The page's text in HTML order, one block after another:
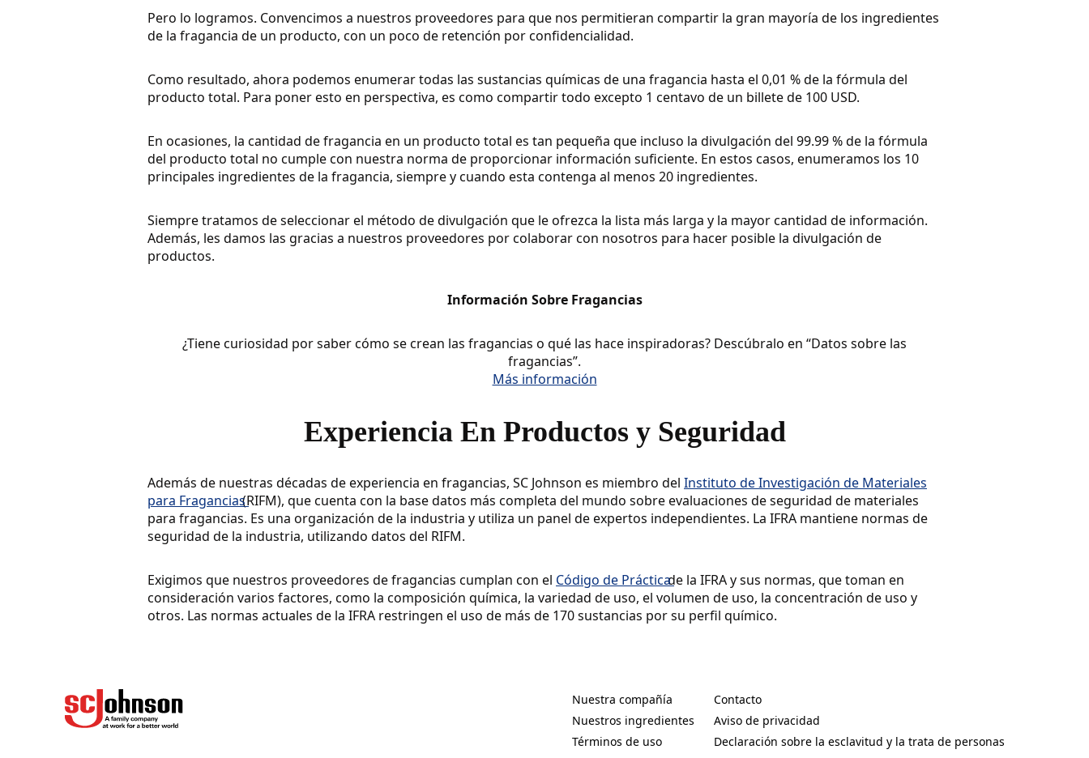
Pero lo logramos. Convencimos a nuestros proveedores para que nos permitieran compartir la gran mayoría de los ingredientes
de la fragancia de un producto, con un poco de retención por confidencialidad.
Como resultado, ahora podemos enumerar todas las sustancias químicas de una fragancia hasta el 0,01 % de la fórmula del
producto total. Para poner esto en perspectiva, es como compartir todo excepto 1 centavo de un billete de 100 USD.
En ocasiones, la cantidad de fragancia en un producto total es tan pequeña que incluso la divulgación del 99.99 % de la fórmula
del producto total no cumple con nuestra norma de proporcionar información suficiente. En estos casos, enumeramos los 10
principales ingredientes de la fragancia, siempre y cuando esta contenga al menos 20 ingredientes.
Siempre tratamos de seleccionar el método de divulgación que le ofrezca la lista más larga y la mayor cantidad de información.
Además, les damos las gracias a nuestros proveedores por colaborar con nosotros para hacer posible la divulgación de
productos.
Información Sobre Fragancias
¿Tiene curiosidad por saber cómo se crean las fragancias o qué las hace inspiradoras? Descúbralo en “Datos sobre las
fragancias”.
Más información
Experiencia En Productos y Seguridad
Además de nuestras décadas de experiencia en fragancias, SC Johnson es miembro del Instituto de Investigación de Materiales
para Fragancias(RIFM), que cuenta con la base datos más completa del mundo sobre evaluaciones de seguridad de materiales
para fragancias. Es una organización de la industria y utiliza un panel de expertos independientes. La IFRA mantiene normas de
seguridad de la industria, utilizando datos del RIFM.
Exigimos que nuestros proveedores de fragancias cumplan con el Código de Prácticade la IFRA y sus normas, que toman en
consideración varios factores, como la composición química, la variedad de uso, el volumen de uso, la concentración de uso y
otros. Las normas actuales de la IFRA restringen el uso de más de 170 sustancias por su perfil químico.
Nuestra compañía
(Opens in a new tab)
Nuestros ingredientes
(Opens in a new tab)
Términos de uso
(Opens in a new tab)
Contacto
(Opens in a new tab)
Aviso de privacidad
(Opens in a new tab)
Declaración sobre la esclavitud y la trata de personas
(Opens in a new tab)